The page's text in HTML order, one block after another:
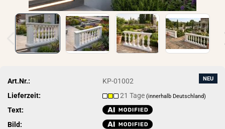
NEU
Art.Nr.:
KP-01002
Lieferzeit:
21 Tage(innerhalb Deutschland)
Text:
Bild: